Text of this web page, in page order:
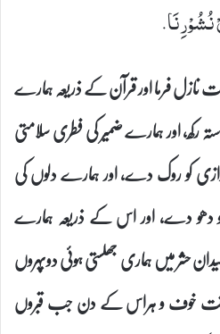
نُشُوْرِنَا.
نازل فرما اور قرآن کے ذریعہ ہمارے
رکھ، اور ہمارے ضمیر کی فطری سلامتی
کو روک دے، اور ہمارے دلوں کی
کو دھو دے، اور اس کے ذریعہ ہمارے
حشر میں ہماری جھلستی ہوئی دوپہروں
سخت خوف و ہراس کے دن جب قبروں